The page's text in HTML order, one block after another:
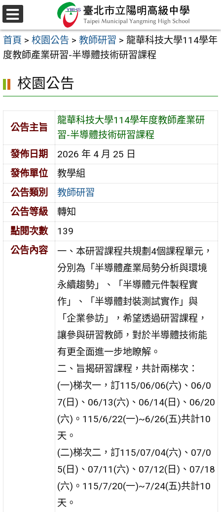
跳
至
主
要
容
區
選
單
首頁 > 校園公告 > 教師研習 > 龍華科技大學114學年
度教師產業研習-半導體技術研習課程
校園公告
公告主旨
龍華科技大學114學年度教師產業研
習-半導體技術研習課程
發佈日期
2026 年 4 月 25 日
發佈單位
教學組
公告類別
教師研習
公告等級
轉知
點閱次數
139
公告內容
一、本研習課程共規劃4個課程單元，
分別為「半導體產業局勢分析與環境
永續趨勢」、「半導體元件製程實
作」、「半導體封裝測試實作」與
「企業參訪」，希望透過研習課程，
讓參與研習教師，對於半導體技術能
有更全面進一步地瞭解。
二、旨揭研習課程，共計兩梯次：
(一)梯次一，訂115/06/06(六)、06/0
7(日)、06/13(六)、06/14(日)、06/20
(六)。115/6/22(一)~6/26(五)共計10
天。
(二)梯次二，訂115/07/04(六)、07/0
5(日)、07/11(六)、07/12(日)、07/18
(六)。115/7/20(一)~7/24(五)共計10
天。